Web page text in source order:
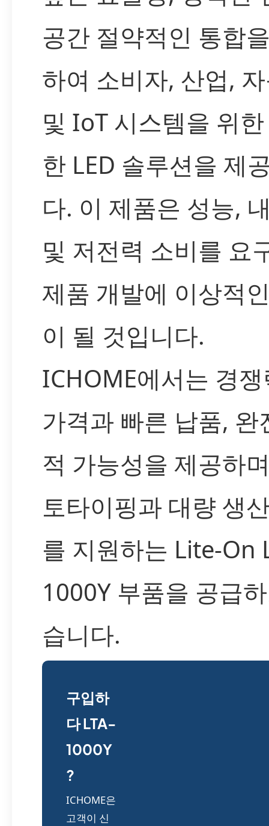
공간 절약적인 통합
하여 소비자, 산업,
및 IoT 시스템을 위
한 LED 솔루션을 제
다. 이 제품은 성능,
및 저전력 소비를 요
제품 개발에 이상적
이 될 것입니다.
ICHOME에서는 경
가격과 빠른 납품, 완
적 가능성을 제공하
토타이핑과 대량 생
를 지원하는 Lite-On
1000Y 부품을 공급
습니다.
구입하
다 LTA-
1000Y
?
ICHOME은
고객이 신